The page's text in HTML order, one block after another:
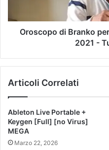
Oroscopo di Branko
2021 -
Articoli Correlati
Ableton Live Portable +
Keygen [Full] [no Virus]
MEGA
Marzo 22, 2026